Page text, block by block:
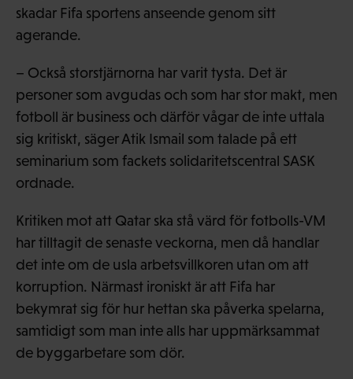
skadar Fifa sportens anseende genom sitt
agerande.
– Också storstjärnorna har varit tysta. Det är
personer som avgudas och som har stor makt, men
fotboll är business och därför vågar de inte uttala
sig kritiskt, säger Atik Ismail som talade på ett
seminarium som fackets solidaritetscentral SASK
ordnade.
Kritiken mot att Qatar ska stå värd för fotbolls-VM
har tilltagit de senaste veckorna, men då handlar
det inte om de usla arbetsvillkoren utan om att
korruption. Närmast ironiskt är att Fifa har
bekymrat sig för hur hettan ska påverka spelarna,
samtidigt som man inte alls har uppmärksammat
de byggarbetare som dör.